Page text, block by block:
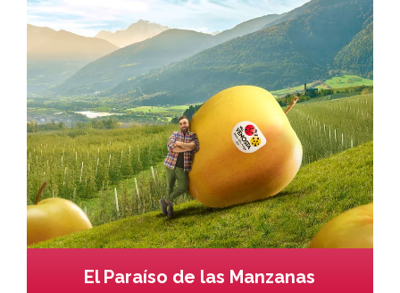
El Paraíso de las Manzanas